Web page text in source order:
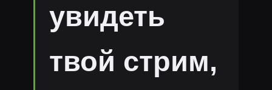
увидеть
твой стрим,